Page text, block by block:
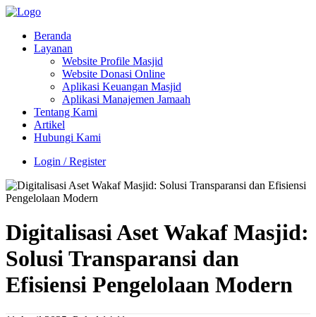
Beranda
Layanan
Website Profile Masjid
Website Donasi Online
Aplikasi Keuangan Masjid
Aplikasi Manajemen Jamaah
Tentang Kami
Artikel
Hubungi Kami
Login / Register
Digitalisasi Aset Wakaf Masjid:
Solusi Transparansi dan
Efisiensi Pengelolaan Modern